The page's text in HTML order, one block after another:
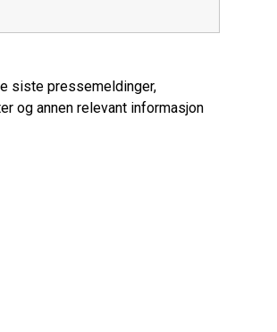
siste pressemeldinger,
og annen relevant informasjon